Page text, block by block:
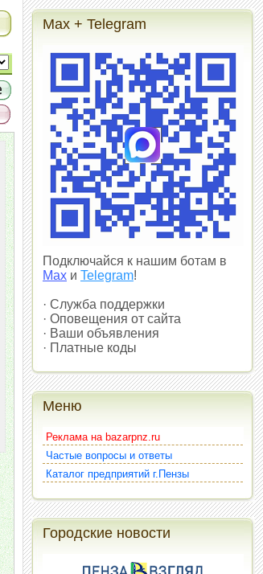
Max + Telegram
Подключайся к нашим ботам в
Max и Telegram!
· Служба поддержки
· Оповещения от сайта
· Ваши объявления
· Платные коды
Меню
Реклама на bazarpnz.ru
Частые вопросы и ответы
Каталог предприятий г.Пензы
Городские новости